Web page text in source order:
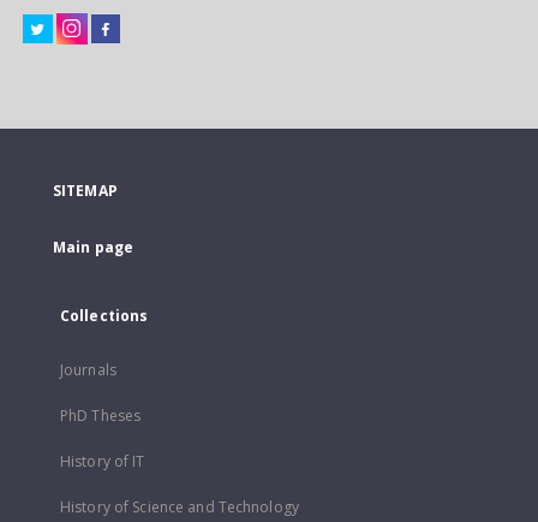
SITEMAP
Main page
Collections
Journals
PhD Theses
History of IT
History of Science and Technology